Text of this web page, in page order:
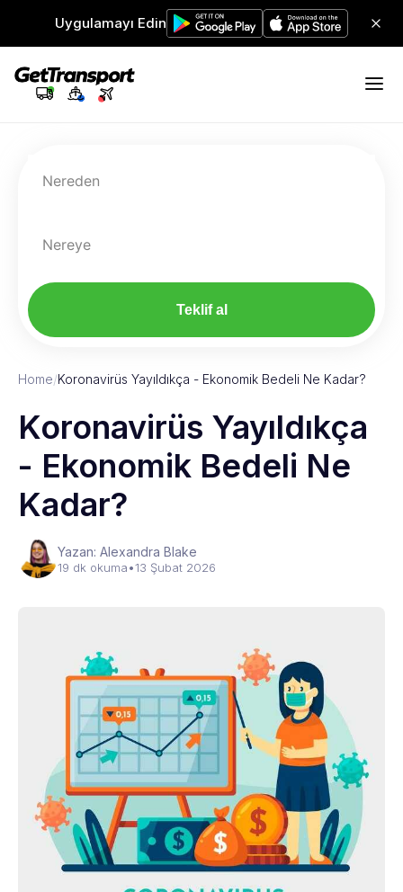
Uygulamayı Edin
Nereden
Nereye
Teklif al
Home/Koronavirüs Yayıldıkça - Ekonomik Bedeli Ne Kadar?
Koronavirüs Yayıldıkça
- Ekonomik Bedeli Ne
Kadar?
Yazan: Alexandra Blake
19 dk okuma•13 Şubat 2026